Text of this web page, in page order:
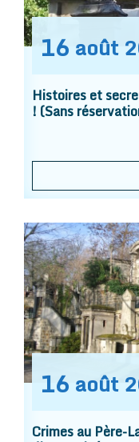
16 août
Histoires et
! (Sans
16 août
Crimes au Père-